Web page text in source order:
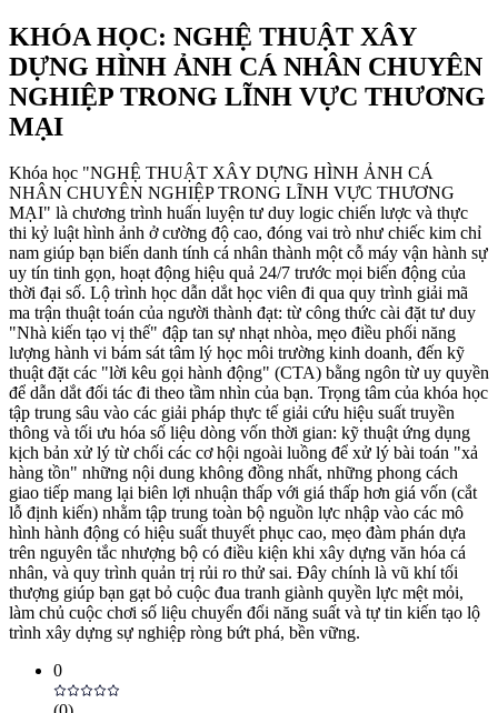
KHÓA HỌC: NGHỆ THUẬT XÂY
DỰNG HÌNH ẢNH CÁ NHÂN CHUYÊN
NGHIỆP TRONG LĨNH VỰC THƯƠNG
MẠI
Khóa học "NGHỆ THUẬT XÂY DỰNG HÌNH ẢNH CÁ
NHÂN CHUYÊN NGHIỆP TRONG LĨNH VỰC THƯƠNG
MẠI" là chương trình huấn luyện tư duy logic chiến lược và thực
thi kỷ luật hình ảnh ở cường độ cao, đóng vai trò như chiếc kim chỉ
nam giúp bạn biến danh tính cá nhân thành một cỗ máy vận hành sự
uy tín tinh gọn, hoạt động hiệu quả 24/7 trước mọi biến động của
thời đại số. Lộ trình học dẫn dắt học viên đi qua quy trình giải mã
ma trận thuật toán của người thành đạt: từ công thức cài đặt tư duy
"Nhà kiến tạo vị thế" đập tan sự nhạt nhòa, mẹo điều phối năng
lượng hành vi bám sát tâm lý học môi trường kinh doanh, đến kỹ
thuật đặt các "lời kêu gọi hành động" (CTA) bằng ngôn từ uy quyền
để dẫn dắt đối tác đi theo tầm nhìn của bạn. Trọng tâm của khóa học
tập trung sâu vào các giải pháp thực tế giải cứu hiệu suất truyền
thông và tối ưu hóa số liệu dòng vốn thời gian: kỹ thuật ứng dụng
kịch bản xử lý từ chối các cơ hội ngoài luồng để xử lý bài toán "xả
hàng tồn" những nội dung không đồng nhất, những phong cách
giao tiếp mang lại biên lợi nhuận thấp với giá thấp hơn giá vốn (cắt
lỗ định kiến) nhằm tập trung toàn bộ nguồn lực nhập vào các mô
hình hành động có hiệu suất thuyết phục cao, mẹo đàm phán dựa
trên nguyên tắc nhượng bộ có điều kiện khi xây dựng văn hóa cá
nhân, và quy trình quản trị rủi ro thử sai. Đây chính là vũ khí tối
thượng giúp bạn gạt bỏ cuộc đua tranh giành quyền lực mệt mỏi,
làm chủ cuộc chơi số liệu chuyển đổi năng suất và tự tin kiến tạo lộ
trình xây dựng sự nghiệp ròng bứt phá, bền vững.
0